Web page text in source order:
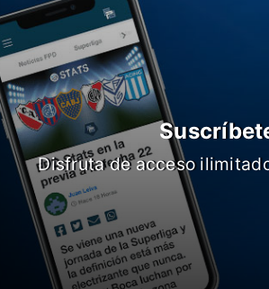
fundamentales…
Disfruta de acceso